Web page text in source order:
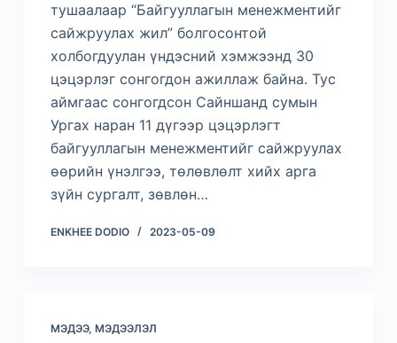
тушаалаар “Байгууллагын менежментийг
сайжруулах жил” болгосонтой
холбогдуулан үндэсний хэмжээнд 30
цэцэрлэг сонгогдон ажиллаж байна. Тус
аймгаас сонгогдсон Сайншанд сумын
Ургах наран 11 дүгээр цэцэрлэгт
байгууллагын менежментийг сайжруулах
өөрийн үнэлгээ, төлөвлөлт хийх арга
зүйн сургалт, зөвлөн…
ENKHEE DODIO 2023-05-09
МЭДЭЭ, МЭДЭЭЛЭЛ